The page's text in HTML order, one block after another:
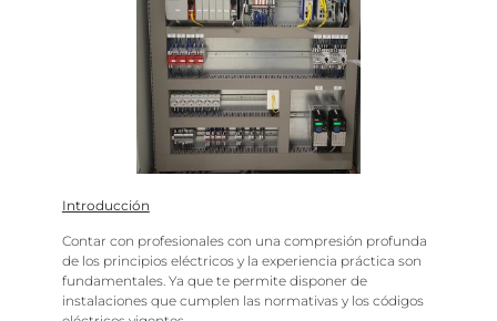
Introducción
Contar con profesionales con una compresión profunda
de los principios eléctricos y la experiencia práctica son
fundamentales. Ya que te permite disponer de
instalaciones que cumplen las normativas y los códigos